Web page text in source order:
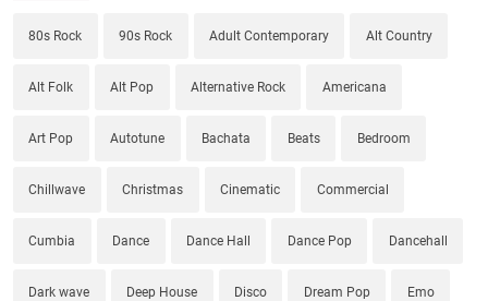
80s Rock 90s Rock Adult Contemporary Alt Country
Alt Folk Alt Pop Alternative Rock Americana
Art Pop Autotune Bachata Beats Bedroom
Chillwave Christmas Cinematic Commercial
Cumbia Dance Dance Hall Dance Pop Dancehall
Dark wave Deep House Disco Dream Pop Emo